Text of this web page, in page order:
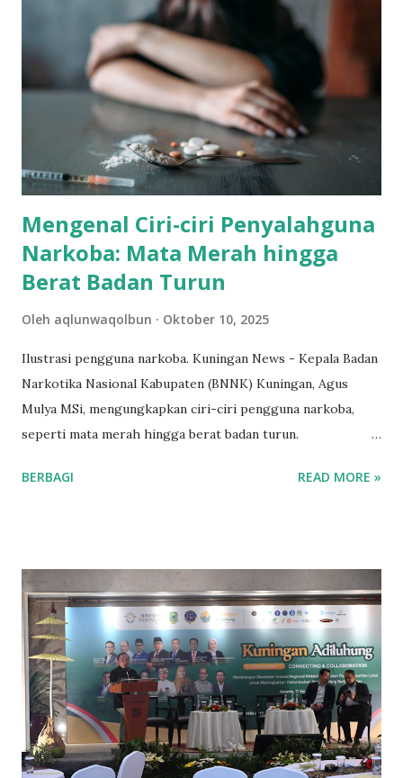
Kegiatan yang dihadiri oleh para kader baru hasil LK1 ini,
dilakukan dalam rangka pendampingan dan pemberian
pandangan strategis. Dalam kajian ini, pemateri Agam
Rahmat Prayogo, S.Hum, memaparkan berbagai
perkembangan sejarah peradaban Islam. Ia menjelaskan
perjalanan Islam mulai dari masa Rasulullah SAW, Khulafaur
Rasyidin, hingga kejayaan peradaban Islam di era
kekhalifahan Umayyah, Abbasi...
Mengenal Ciri-ciri Penyalahguna
Narkoba: Mata Merah hingga
Berat Badan Turun
Oleh aqlunwaqolbun Oktober 10, 2025
Ilustrasi pengguna narkoba. Kuningan News - Kepala Badan
Narkotika Nasional Kabupaten (BNNK) Kuningan, Agus
Mulya MSi, mengungkapkan ciri-ciri pengguna narkoba,
seperti mata merah hingga berat badan turun.
kesehatan fisik, psikologis, dan sosial. Setiap jenis zat
penanganan," ujar Agus, Jumat (10/10/2025). Agus
menjelaskan, narkotika baik yang berasal dari tanaman atau
sintetis, bekerja pada sistem saraf pusat dan dapat
menimbulkan efek menenangkan, menghilangkan rasa nyeri,
dan menimbulkan ketergantungan. Ia menyebutkan,
penyalahguna narkotika golongan I, seperti ganja, heroin,
kokain, LSD, dan sabu, dapat menimbulkan perubahan
drastis dalam perilaku, seperti menjadi mudah marah, sulit
BERBAGI READ MORE »